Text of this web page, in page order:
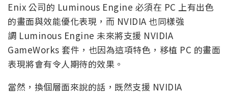
Enix 公司的 Luminous Engine 必須在 PC 上有出色
的畫面與效能優化表現，而 NVIDIA 也同樣強
調 Luminous Engine 未來將支援 NVIDIA
GameWorks 套件，也因為這項特色，移植 PC 的畫面
表現將會有令人期待的效果。
當然，換個層面來說的話，既然支援 NVIDIA